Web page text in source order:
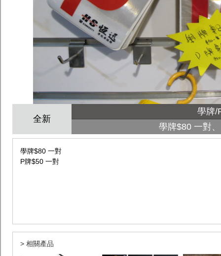
全新
學牌/
學牌$80 一對
學牌$80 一對
P牌$50 一對
> 相關產品